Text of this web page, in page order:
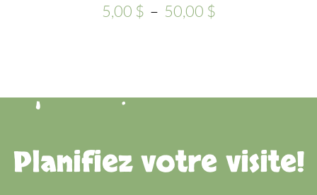
5,00 $ – 50,00 $Plage
50,00 $
Planifiez votre visite!